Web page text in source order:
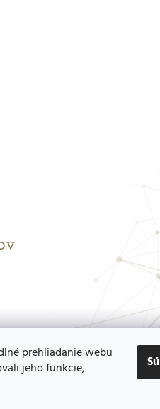
prehliadanie webu
jeho funkcie,